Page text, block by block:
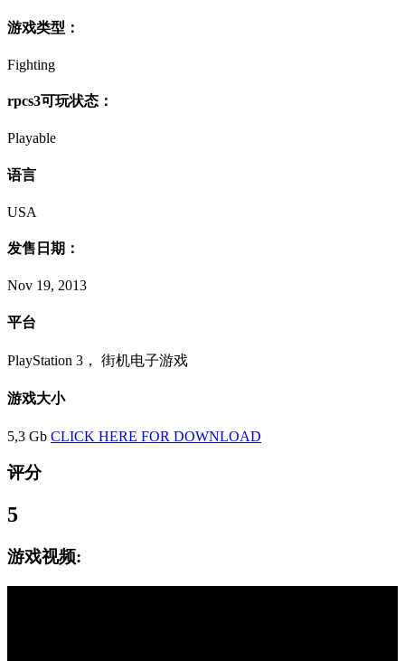
游戏类型：
Fighting
rpcs3可玩状态：
Playable
语言
USA
发售日期：
Nov 19, 2013
平台
PlayStation 3， 街机电子游戏
游戏大小
5,3 Gb CLICK HERE FOR DOWNLOAD
评分
5
游戏视频: